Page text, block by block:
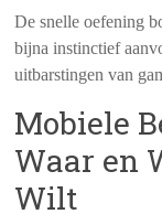
De snelle oefening
bijna instinctief
uitbarstingen van
Mobiele
Waar en
Wilt